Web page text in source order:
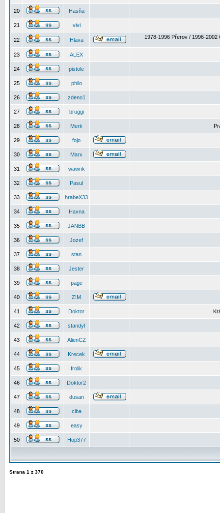
20 Hasňa
21 vivi
22 Hlava 1978-1996 Přerov / 1996-2002
23 ALEX
24 pistole
25 philo
26 zdeno1
27 bruggi
28 Merk
29 fojo
30 Marx
31 wawrik
32 Pasul
33 hrabeX33
34 Haxna
35 JANBB
36 Jozef
37 stan
38 Jester
39 page
40 ZIM
41 Doktor
42 standyf
43 AlienCZ
44 Krecek
45 frolik
46 Doktor2
47 dusan
48 ciba
49 easy
50 Hop377
Strana 1 z 370